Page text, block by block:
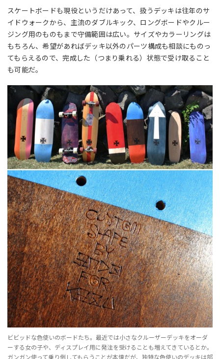
スケートボードも現役というだけあって、扱うデッキは往年のサ
イドウォークから、主流のダブルキック、ロングボードやクルー
ジング用のものもまで守備範囲は広い。サイズやカラーリングは
もちろん、希望があればデッキ以外のパーツ構成も相談にものっ
てもらえるので、完成した（つまり乗れる）状態で受け取ること
も可能だ。
ビビッドな色使いのボードたち。最近では小さなクルーザーデッキをオーダ
ーする女の子や、ディスプレイ用に発注を受けることも増えてきているとか。
ガンガン使って乗り倒してもらうことが本懐だが、独特な色使いのデッキは部